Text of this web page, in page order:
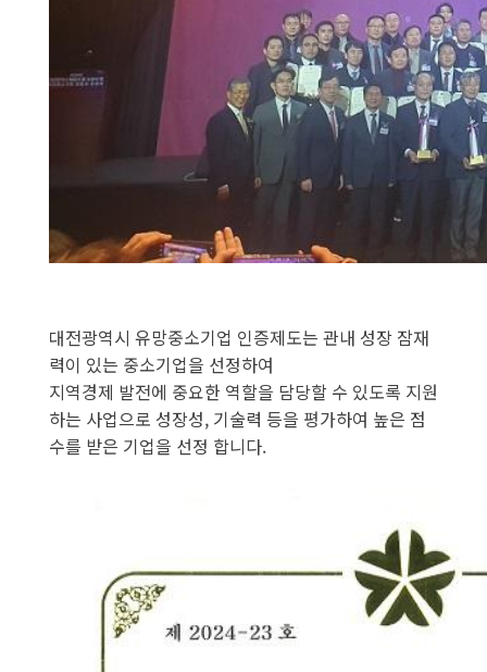
대전광역시 유망중소기업 인증제도는 관내 성장 잠재
력이 있는 중소기업을 선정하여
지역경제 발전에 중요한 역할을 담당할 수 있도록 지원
하는 사업으로 성장성, 기술력 등을 평가하여 높은 점
수를 받은 기업을 선정 합니다.